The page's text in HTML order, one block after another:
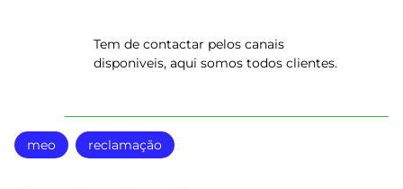
Tem de contactar pelos canais
disponiveis, aqui somos todos clientes.
meo reclamação